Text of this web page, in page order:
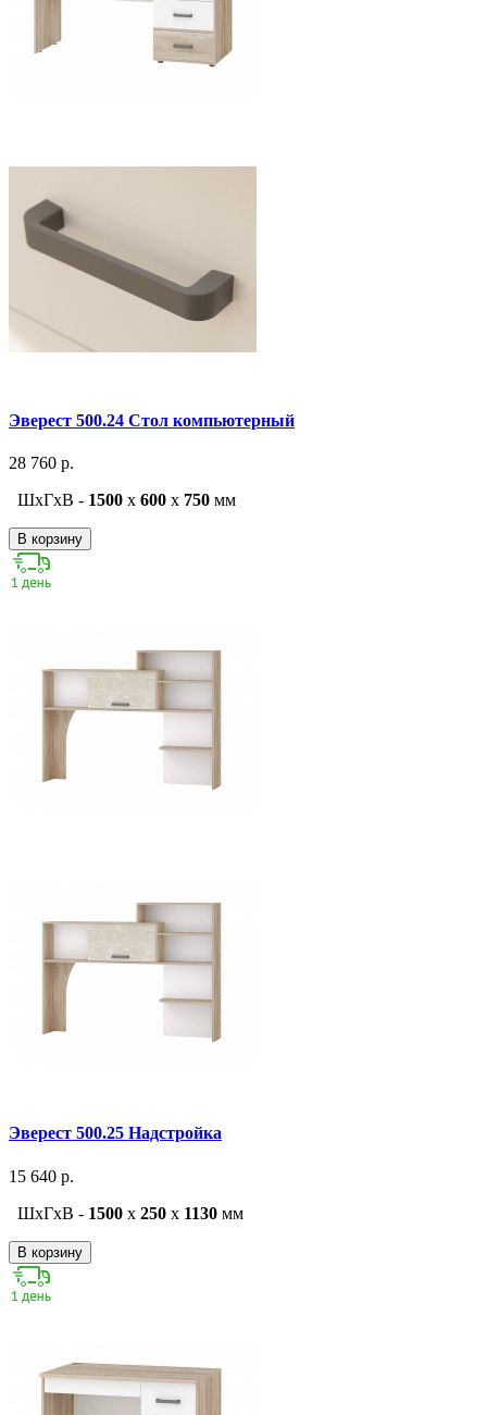
Эверест 500.24 Стол компьютерный
28 760 р.
ШxГxВ - 1500 x 600 x 750 мм
В корзину
Эверест 500.25 Надстройка
15 640 р.
ШxГxВ - 1500 x 250 x 1130 мм
В корзину